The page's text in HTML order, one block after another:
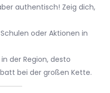
authentisch! Zeig dich,
oder Aktionen in
der Region, desto
bei der großen Kette.